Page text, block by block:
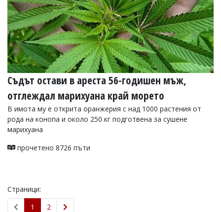
Съдът остави в ареста 56-годишен мъж,
отглеждал марихуана край морето
В имота му е открита оранжерия с над 1000 растения от
рода на конопа и около 250 кг подготвена за сушене
марихуана
прочетено 8726 пъти
Страници:
1
2